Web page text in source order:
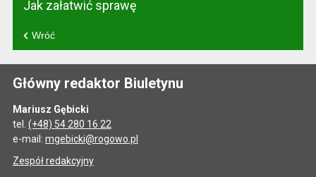
Jak załatwić sprawę
Wróć
Główny redaktor Biuletynu
Mariusz Gębicki
tel. (+48) 54 280 16 22
e-mail: mgebicki@rogowo.pl
Zespół redakcyjny